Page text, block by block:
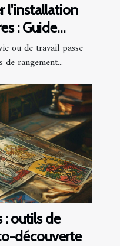
l'installation
: Guide
ou de travail passe
rangement...
: outils de
découverte